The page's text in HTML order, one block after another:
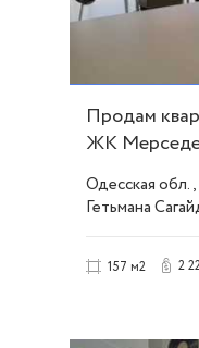
Продам
ЖК
Одесская
Гетьмана
157 м2 2